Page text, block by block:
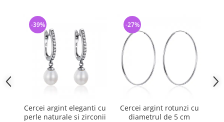
Cercei argint eleganti cu
perle naturale si zirconii
-39%
Cercei argint rotunzi cu
diametrul de 5 cm
-27%